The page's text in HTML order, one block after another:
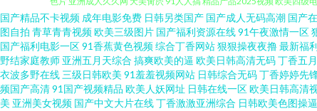
91处女在线视频 黑丝自慰喷水 51视频黑丝高跟 福利姬91 51视频网
色片 亚洲成人久久网 天美肏屄 91人人搞 精品产品2025视频 欧美四
神美日一区二区 91极品处女 欧美二卡一卡ayt 国产欧美一区在线 91
国产精品不卡视频 成年电影免费 日韩另类国产 国产成人无码高潮 国产
图自拍 青草青青视频欧美三级图片 国产福利资源在线91午夜激情一区
国产福利电影一区91香蕉黄色视频综合丁香网站狠狠操夜夜撸最新福
野结家庭教师 亚洲五月天综合 搞爽欧美的逼 欧美日韩高清无码丁香五
衣波多野在线 三级日韩欧美 91羞羞视频网站 日韩综合无码丁香婷婷先
频国产高清91国产视频精品 欧美人妖网址 日韩在线一区欧美日韩高清
美 亚洲美女视频 国产中文大片在线丁香激激亚洲综合 日韩欧美色图操逼